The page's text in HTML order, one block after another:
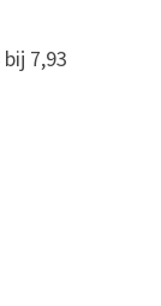
7,93